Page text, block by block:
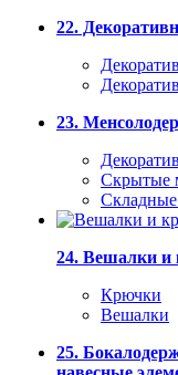
22.
23.
Скрытые
Складные
24. Вешалки и
Крючки
Вешалки
25.